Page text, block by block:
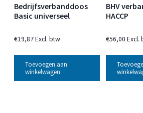
Bedrijfsverbanddoos
Basic universeel
€19,87Excl. btw
Toevoegen aan
winkelwagen
BHV
HACCP
€56,00 Excl.